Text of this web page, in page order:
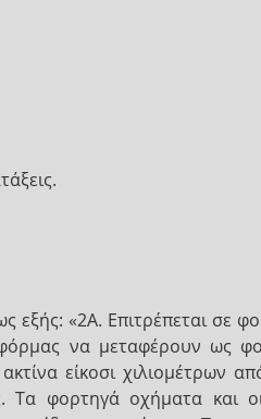
εξής: «2Α. Επιτρέπεται σε
να μεταφέρουν ως
είκοσι χιλιομέτρων
φορτηγά οχήματα και